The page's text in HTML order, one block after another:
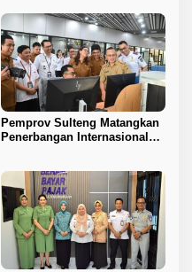
Pemprov Sulteng Matangkan
Penerbangan Internasional